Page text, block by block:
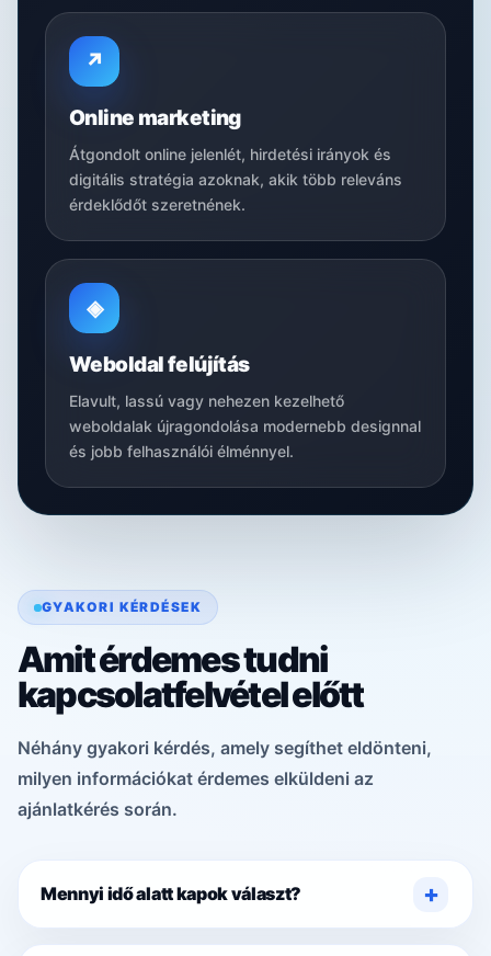
↗
Online marketing
Átgondolt online jelenlét, hirdetési irányok és
digitális stratégia azoknak, akik több releváns
érdeklődőt szeretnének.
◈
Weboldal felújítás
Elavult, lassú vagy nehezen kezelhető
weboldalak újragondolása modernebb designnal
és jobb felhasználói élménnyel.
GYAKORI KÉRDÉSEK
Amit érdemes tudni
kapcsolatfelvétel előtt
Néhány gyakori kérdés, amely segíthet eldönteni,
milyen információkat érdemes elküldeni az
ajánlatkérés során.
Mennyi idő alatt kapok választ?